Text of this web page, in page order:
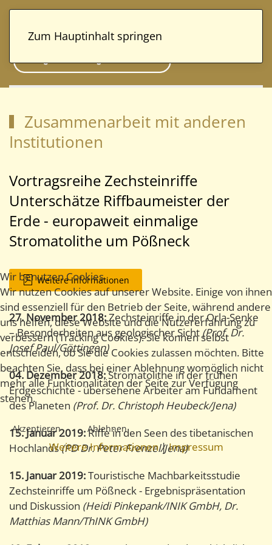
Zum Hauptinhalt springen
Zusammenarbeit mit anderen
Institutionen
Vortragsreihe Zechsteinriffe
Unterschätze Riffbaumeister der
Erde - europaweit einmalige
Stromatolithe um Pößneck
Weitere Informationen
27. November 2018:Zechsteinriffe in der Orla-Senke
– Besonderheiten aus geologischer Sicht(Prof. Dr.
Josef Paul/Göttingen)
04. Dezember 2018:Stromatolithe in der frühen
Erdgeschichte - übersehene Arbeiter am Fundament
des Planeten (Prof. Dr. Christoph Heubeck/Jena)
15. Januar 2019:Riffe in den Seen des tibetanischen
Hochlands(PD Dr. Peter Frenzel/Jena)
15. Januar 2019:Touristische Machbarkeitsstudie
Zechsteinriffe um Pößneck - Ergebnispräsentation
und Diskussion (Heidi Pinkepank/INIK GmbH, Dr.
Matthias Mann/ThINK GmbH)
Wir benutzen Cookies
Wir nutzen Cookies auf unserer Website. Einige von ihnen
sind essenziell für den Betrieb der Seite, während andere
uns helfen, diese Website und die Nutzererfahrung zu
verbessern (Tracking Cookies). Sie können selbst
entscheiden, ob Sie die Cookies zulassen möchten. Bitte
beachten Sie, dass bei einer Ablehnung womöglich nicht
mehr alle Funktionalitäten der Seite zur Verfügung
stehen.
Akzeptieren Ablehnen
Weitere Informationen|Impressum